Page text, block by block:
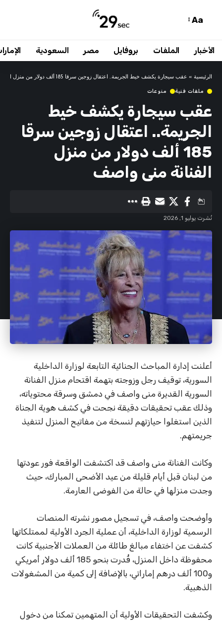
Aa
الأخبار الملفات بروفايل مصر السعودية
الرئيسية » عقب سيجارة يكشف خيط الجريمة.. اعتقال زوجين سرقا 185 ألف دولار من منزل الفنانة منى واصف
ملفات فنية منوعات
عقب سيجارة يكشف خيط
الجريمة.. اعتقال زوجين سرقا
185 ألف دولار من منزل
الفنانة منى واصف
نُشرت يوليو 1, 2026
أعلنت إدارة المباحث الجنائية التابعة لوزارة الداخلية
السورية، توقيف رجل وزوجته بتهمة اقتحام منزل الفنانة
السورية القديرة منى واصف في دمشق وسرقة محتوياته،
وذلك عقب تحقيقات دقيقة نجحت في كشف هوية الجناة
الذين استغلوا حيازتهم لنسخة من مفاتيح المنزل لتنفيذ
جريمتهم.
وكانت الفنانة منى واصف قد اكتشفت الواقعة فور عودتها
من لبنان قبل أيام قليلة من عيد الأضحى المبارك، حيث
وجدت منزلها في حالة من الفوضى العارمة.
وأوضحت واصف، في تسجيل مصور نشرته المنصات
الرسمية لوزارة الداخلية، أن عملية الجرد الأولية لممتلكاتها
كشفت عن اختفاء مبالغ طائلة من العملات الأجنبية كانت
محفوظة داخل المنزل، قُدرت بنحو 185 ألف دولار أمريكي
و100 ألف درهم إماراتي، بالإضافة إلى كمية من المشغولات
الذهبية.
وكشفت التحقيقات الأولية أن المتهمين تمكنا من دخول